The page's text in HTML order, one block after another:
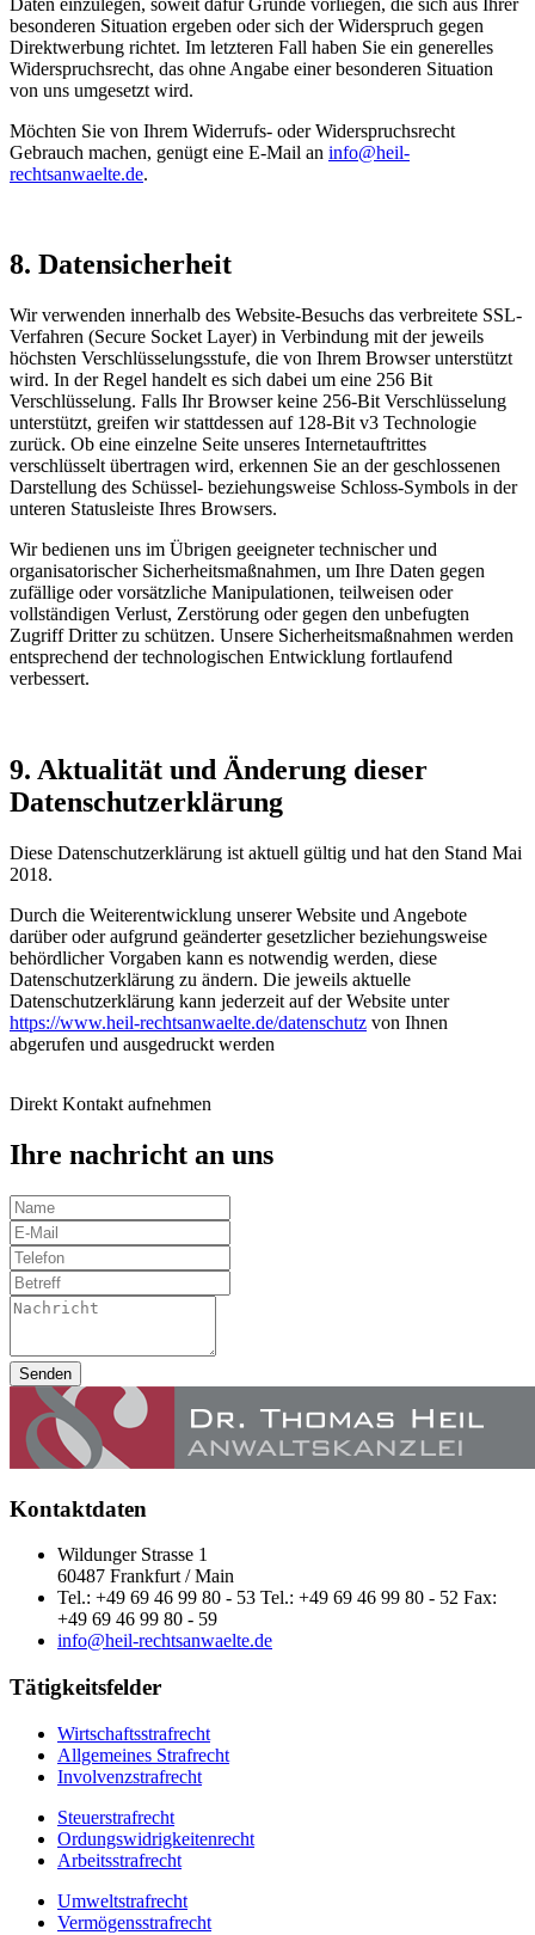
besonderen Situation ergeben oder sich der Widerspruch gegen
Direktwerbung richtet. Im letzteren Fall haben Sie ein generelles
Widerspruchsrecht, das ohne Angabe einer besonderen Situation
von uns umgesetzt wird.
Möchten Sie von Ihrem Widerrufs- oder Widerspruchsrecht
Gebrauch machen, genügt eine E-Mail an info@heil-
rechtsanwaelte.de.
8. Datensicherheit
Wir verwenden innerhalb des Website-Besuchs das verbreitete SSL-
Verfahren (Secure Socket Layer) in Verbindung mit der jeweils
höchsten Verschlüsselungsstufe, die von Ihrem Browser unterstützt
wird. In der Regel handelt es sich dabei um eine 256 Bit
Verschlüsselung. Falls Ihr Browser keine 256-Bit Verschlüsselung
unterstützt, greifen wir stattdessen auf 128-Bit v3 Technologie
zurück. Ob eine einzelne Seite unseres Internetauftrittes
verschlüsselt übertragen wird, erkennen Sie an der geschlossenen
Darstellung des Schüssel- beziehungsweise Schloss-Symbols in der
unteren Statusleiste Ihres Browsers.
Wir bedienen uns im Übrigen geeigneter technischer und
organisatorischer Sicherheitsmaßnahmen, um Ihre Daten gegen
zufällige oder vorsätzliche Manipulationen, teilweisen oder
vollständigen Verlust, Zerstörung oder gegen den unbefugten
Zugriff Dritter zu schützen. Unsere Sicherheitsmaßnahmen werden
entsprechend der technologischen Entwicklung fortlaufend
verbessert.
9. Aktualität und Änderung dieser
Datenschutzerklärung
Diese Datenschutzerklärung ist aktuell gültig und hat den Stand Mai
2018.
Durch die Weiterentwicklung unserer Website und Angebote
darüber oder aufgrund geänderter gesetzlicher beziehungsweise
behördlicher Vorgaben kann es notwendig werden, diese
Datenschutzerklärung zu ändern. Die jeweils aktuelle
Datenschutzerklärung kann jederzeit auf der Website unter
https://www.heil-rechtsanwaelte.de/datenschutz von Ihnen
abgerufen und ausgedruckt werden
Direkt Kontakt aufnehmen
Ihre nachricht an uns
Senden
Kontaktdaten
Wildunger Strasse 1
60487 Frankfurt / Main
Tel.: +49 69 46 99 80 - 53 Tel.: +49 69 46 99 80 - 52 Fax:
+49 69 46 99 80 - 59
info@heil-rechtsanwaelte.de
Tätigkeitsfelder
Wirtschaftsstrafrecht
Allgemeines Strafrecht
Involvenzstrafrecht
Steuerstrafrecht
Ordungswidrigkeitenrecht
Arbeitsstrafrecht
Umweltstrafrecht
Vermögensstrafrecht